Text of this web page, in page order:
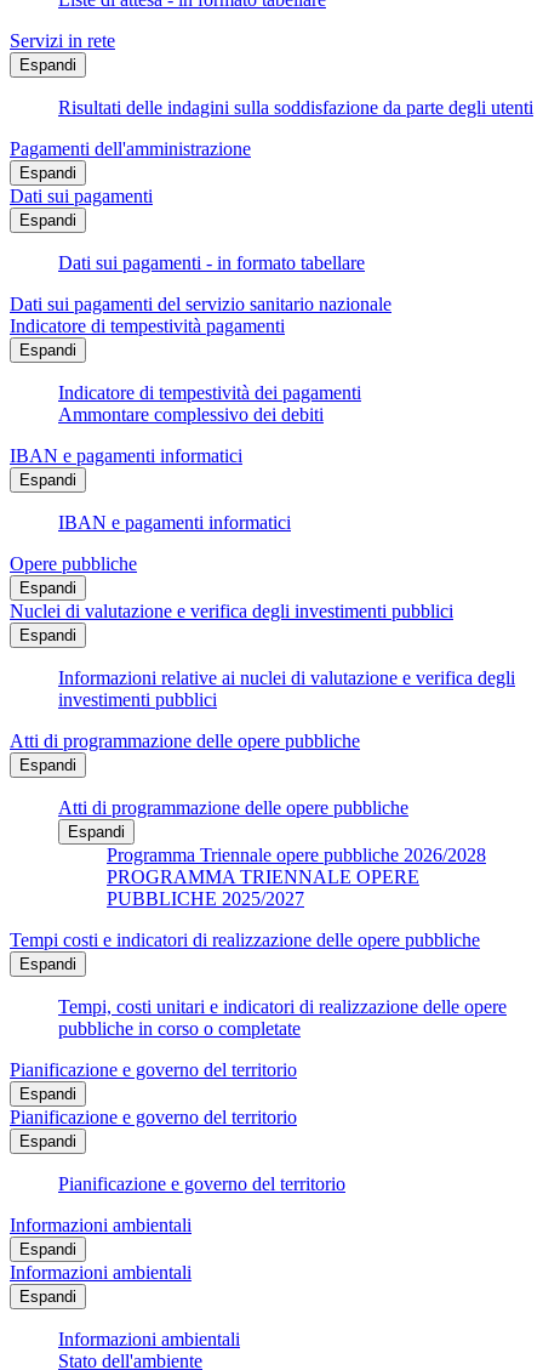
Servizi in rete
Espandi
Risultati delle indagini sulla soddisfazione da parte degli utenti
Pagamenti dell'amministrazione
Espandi
Dati sui pagamenti
Espandi
Dati sui pagamenti - in formato tabellare
Dati sui pagamenti del servizio sanitario nazionale
Indicatore di tempestività pagamenti
Espandi
Indicatore di tempestività dei pagamenti
Ammontare complessivo dei debiti
IBAN e pagamenti informatici
Espandi
IBAN e pagamenti informatici
Opere pubbliche
Espandi
Nuclei di valutazione e verifica degli investimenti pubblici
Espandi
Informazioni relative ai nuclei di valutazione e verifica degli
investimenti pubblici
Atti di programmazione delle opere pubbliche
Espandi
Atti di programmazione delle opere pubbliche
Espandi
Programma Triennale opere pubbliche 2026/2028
PROGRAMMA TRIENNALE OPERE
PUBBLICHE 2025/2027
Tempi costi e indicatori di realizzazione delle opere pubbliche
Espandi
Tempi, costi unitari e indicatori di realizzazione delle opere
pubbliche in corso o completate
Pianificazione e governo del territorio
Espandi
Pianificazione e governo del territorio
Espandi
Pianificazione e governo del territorio
Informazioni ambientali
Espandi
Informazioni ambientali
Espandi
Informazioni ambientali
Stato dell'ambiente